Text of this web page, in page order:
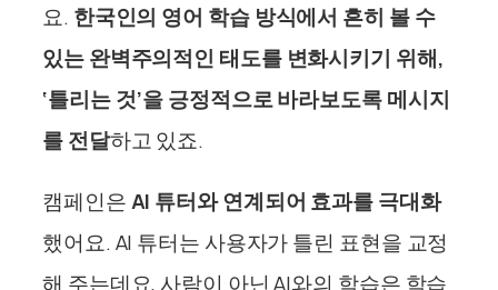
요. 한국인의 영어 학습 방식에서 흔히 볼 수
있는 완벽주의적인 태도를 변화시키기 위해,
‘틀리는 것’을 긍정적으로 바라보도록 메시지
를 전달하고 있죠.
캠페인은AI 튜터와 연계되어 효과를 극대화
했어요. AI 튜터는 사용자가 틀린 표현을 교정
해 주는데요, 사람이 아닌 AI와의 학습은 학습